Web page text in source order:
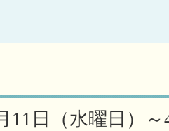
11日（水曜日）